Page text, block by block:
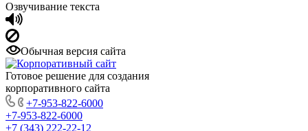
Озвучивание текста
Обычная версия сайта
Готовое решение для создания
корпоративного сайта
+7-953-822-6000
+7-953-822-6000
+7 (343) 222-22-12